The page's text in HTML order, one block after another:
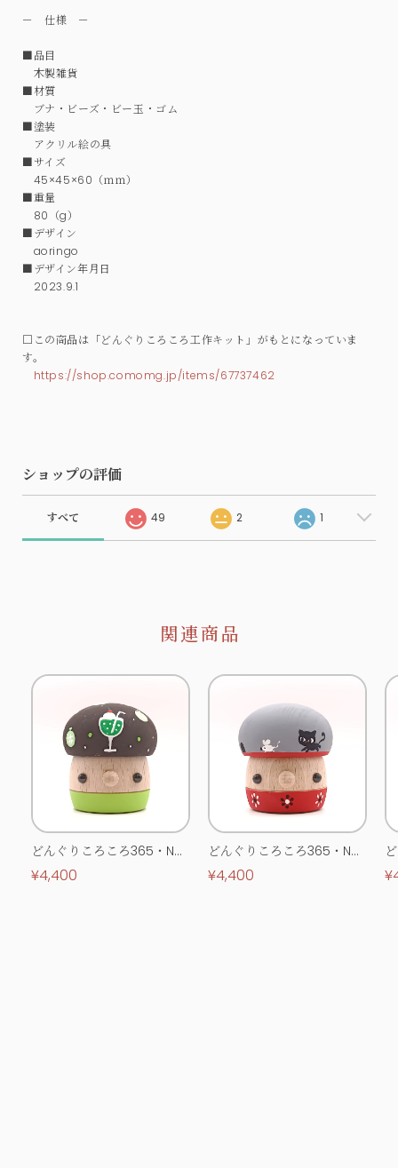
－ 仕様 －
■品目
木製雑貨
■材質
ブナ・ビーズ・ビー玉・ゴム
■塗装
アクリル絵の具
■サイズ
45×45×60（ｍｍ）
■重量
80（g）
■デザイン
aoringo
■デザイン年月日
2023.9.1
□この商品は「どんぐりころころ工作キット」がもとになっていま
す。
https://shop.comomg.jp/items/67737462
ショップの評価
すべて 49 2 1
関連商品
どんぐりころころ365・No.
0513
¥4,400
どんぐりころころ365・No.
0514
¥4,400